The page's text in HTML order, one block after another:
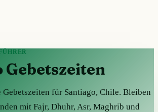
Gebetszeiten
Gebetszeiten für Santiago, Chile. Bleiben
mit Fajr, Dhuhr, Asr, Maghrib und